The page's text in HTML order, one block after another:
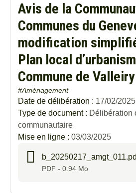
Avis de la
Communes du
modification
Plan local
Commune de Valleiry
#Aménagement
Date de délibération : 17/02/2025
Type de document : Délibération
communautaire
Mise en ligne : 03/03/2025
PDF - 0.94 Mo